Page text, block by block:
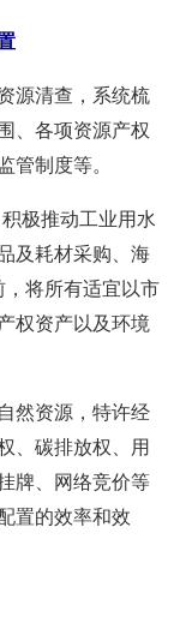
源清查，系统梳
、各项资源产权
管制度等。
极推动工业用水
及耗材采购、海
将所有适宜以市
权资产以及环境
然资源，特许经
、碳排放权、用
牌、网络竞价等
置的效率和效